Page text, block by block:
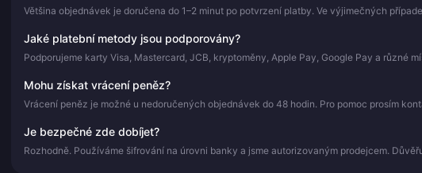
Většina objednávek je doručena do 1–2 minut po potvrzení platby. Ve výjimečných
Jaké platební metody jsou podporovány?
Podporujeme karty Visa, Mastercard, JCB, kryptoměny, Apple Pay, Google Pay a různé
Mohu získat vrácení peněz?
Vrácení peněz je možné u nedoručených objednávek do 48 hodin. Pro pomoc prosím
Je bezpečné zde dobíjet?
Rozhodně. Používáme šifrování na úrovni banky a jsme autorizovaným prodejcem.